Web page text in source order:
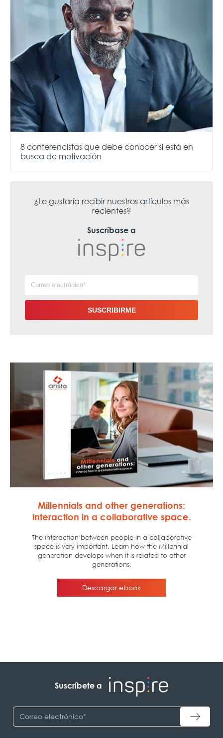
8 conferencistas que debe conocer si está en
busca de motivación
¿Le gustaría recibir nuestros artículos más
recientes?
Suscríbase a
Suscríbete a